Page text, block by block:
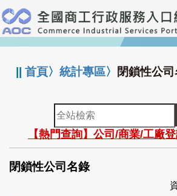
跳
到
主
要
:::
||首頁〉統計專區〉 閉鎖性公
全
站
檢
索
【熱門查詢】公司/商業/工廠
閉鎖性公司名錄